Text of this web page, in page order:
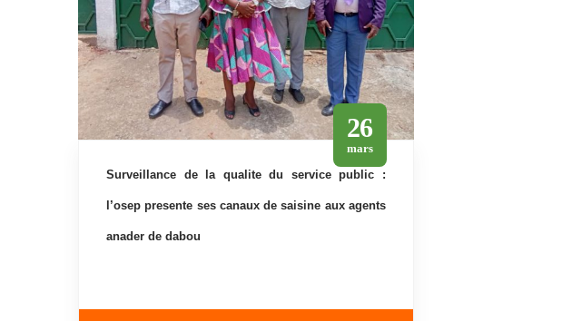
26
mars
surveillance de la qualite du service public :
l’osep presente ses canaux de saisine aux agents
anader de dabou